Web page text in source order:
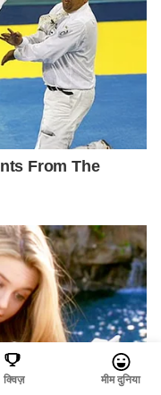
क्विज़ मीम दुनिया